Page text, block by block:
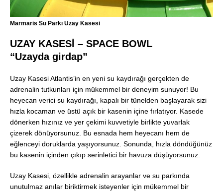
Marmaris Su Parkı Uzay Kasesi
UZAY KASESİ – SPACE BOWL
“Uzayda girdap”
Uzay Kasesi Atlantis’in en yeni su kaydırağı gerçekten de
adrenalin tutkunları için mükemmel bir deneyim sunuyor! Bu
heyecan verici su kaydırağı, kapalı bir tünelden başlayarak sizi
hızla kocaman ve üstü açık bir kasenin içine fırlatıyor. Kasede
dönerken hızınız ve yer çekimi kuvvetiyle birlikte yuvarlak
çizerek dönüyorsunuz. Bu esnada hem heyecanı hem de
eğlenceyi doruklarda yaşıyorsunuz. Sonunda, hızla döndüğünüz
bu kasenin içinden çıkıp serinletici bir havuza düşüyorsunuz.
Uzay Kasesi, özellikle adrenalin arayanlar ve su parkında
unutulmaz anılar biriktirmek isteyenler için mükemmel bir